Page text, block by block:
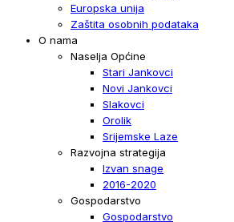
Europska unija
Zaštita osobnih podataka
O nama
Naselja Općine
Stari Jankovci
Novi Jankovci
Slakovci
Orolik
Srijemske Laze
Razvojna strategija
Izvan snage
2016-2020
Gospodarstvo
Gospodarstvo